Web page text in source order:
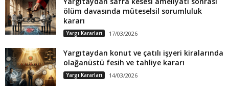
ölüm davasında müteselsil sorumluluk
kararı
Yargı Kararları 17/03/2026
Yargıtaydan konut ve çatılı işyeri kiralarında
olağanüstü fesih ve tahliye kararı
Yargı Kararları 14/03/2026